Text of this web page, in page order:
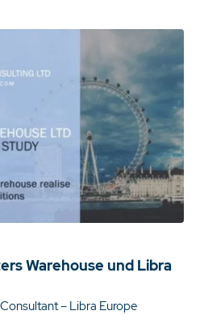
Warehouse und Libra
– Libra Europe